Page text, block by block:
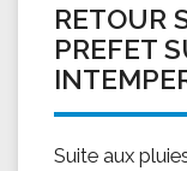
RETOUR
PREFET
Suite aux